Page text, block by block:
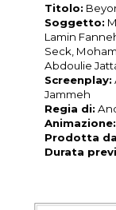
Titolo:
Soggetto:
Lamin
Seck,
Abdoulie
Screenplay:
Jammeh
Regia di:
Animazione:
Prodotta
Durata